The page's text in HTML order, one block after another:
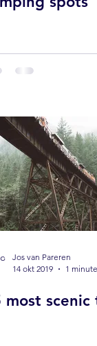
Jos van Pareren
14 okt 2019
1
most